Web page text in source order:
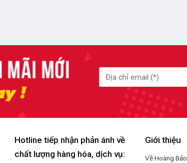
Hotline tiếp nhận phản ánh về
chất lượng hàng hóa, dịch vụ:
Giới thiệu
Về Hoàng Bảo